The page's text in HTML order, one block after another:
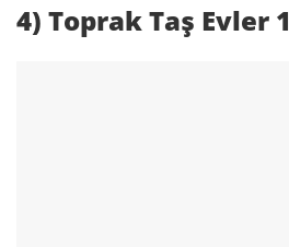
4) Toprak Taş Evler 1